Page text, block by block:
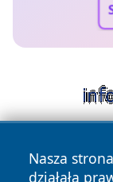
Nasza
działała